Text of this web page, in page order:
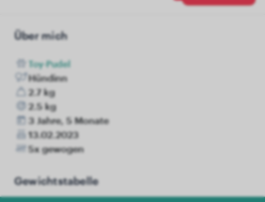
Über mich
Toy-Pudel
Hündinn
2.7 kg
2.5 kg
3 Jahre, 5 Monate
13.02.2023
5x gewogen
Gewichtstabelle